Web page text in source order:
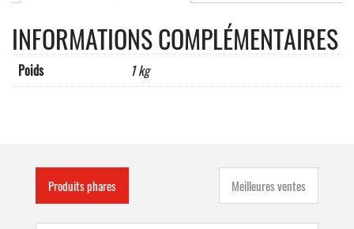
INFORMATIONS COMPLÉMENTAIRES
Poids 1 kg
Produits phares Meilleures ventes